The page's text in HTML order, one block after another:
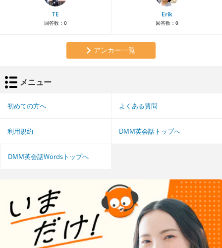
TE
回答数： 0
Erik
回答数： 0
アンカー一覧
メニュー
初めての方へ よくある質問
利用規約 DMM英会話トップへ
DMM英会話Wordsトップへ